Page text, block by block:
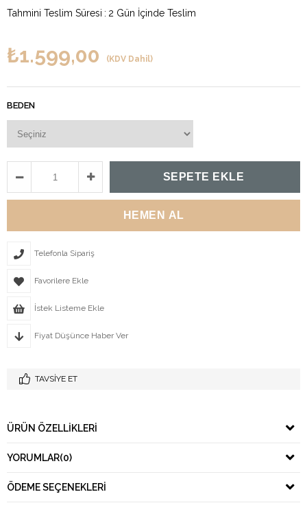
Tahmini Teslim Süresi : 2 Gün İçinde Teslim
₺1.599,00 (KDV Dahil)
BEDEN
Telefonla Sipariş
Favorilere Ekle
İstek Listeme Ekle
Fiyat Düşünce Haber Ver
TAVSIYE ET
ÜRÜN ÖZELLIKLERI
YORUMLAR(0)
ÖDEME SEÇENEKLERI